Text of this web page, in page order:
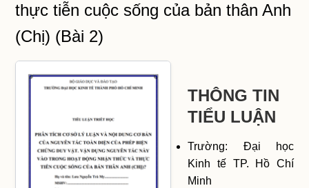
thực tiễn cuộc sống của bản thân Anh
(Chị) (Bài 2)
THÔNG TIN
TIỂU LUẬN
Trường: Đại học
Kinh tế TP. Hồ Chí
Minh